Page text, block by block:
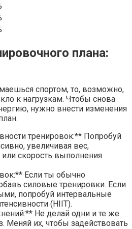
плана:
спортом, то, возможно,
к нагрузкам. Чтобы снова
нужно внести изменения
тренировок:** Попробуй
увеличивая вес,
скорость выполнения
Если ты обычно
силовые тренировки. Если
попробуй интервальные
(HIIT).
Не делай одни и те же
Меняй их, чтобы задействовать